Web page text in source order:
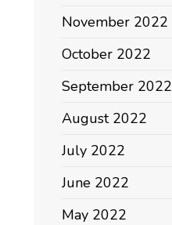
November 2022
October 2022
September 2022
August 2022
July 2022
June 2022
May 2022